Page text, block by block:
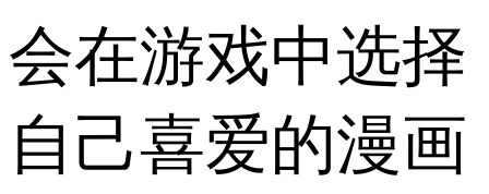
会在游戏中选择
自己喜爱的漫画